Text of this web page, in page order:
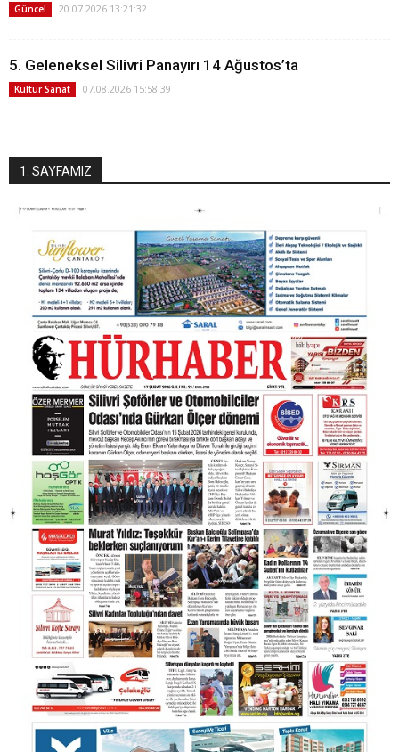
Güncel 20.07.2026 13:21:32
5. Geleneksel Silivri Panayırı 14 Ağustos’ta
Kültür Sanat 07.08.2026 15:58:39
1. SAYFAMIZ